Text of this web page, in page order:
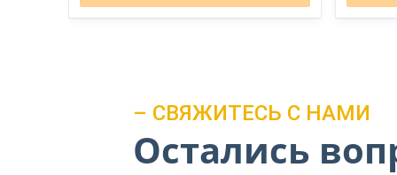
– СВЯЖИТЕСЬ С НАМИ
Остались